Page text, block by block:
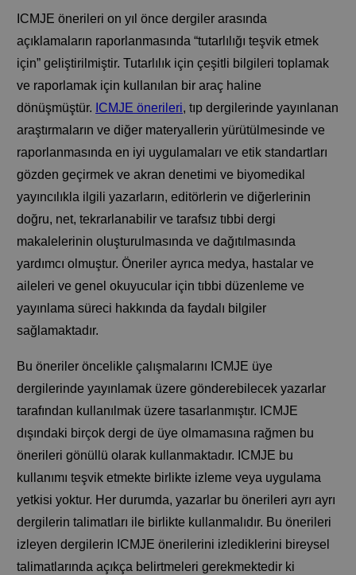
ICMJE önerileri on yıl önce dergiler arasında
açıklamaların raporlanmasında “tutarlılığı teşvik etmek
için” geliştirilmiştir. Tutarlılık için çeşitli bilgileri toplamak
ve raporlamak için kullanılan bir araç haline
dönüşmüştür. ICMJE önerileri, tıp dergilerinde yayınlanan
araştırmaların ve diğer materyallerin yürütülmesinde ve
raporlanmasında en iyi uygulamaları ve etik standartları
gözden geçirmek ve akran denetimi ve biyomedikal
yayıncılıkla ilgili yazarların, editörlerin ve diğerlerinin
doğru, net, tekrarlanabilir ve tarafsız tıbbi dergi
makalelerinin oluşturulmasında ve dağıtılmasında
yardımcı olmuştur. Öneriler ayrıca medya, hastalar ve
aileleri ve genel okuyucular için tıbbi düzenleme ve
yayınlama süreci hakkında da faydalı bilgiler
sağlamaktadır.
Bu öneriler öncelikle çalışmalarını ICMJE üye
dergilerinde yayınlamak üzere gönderebilecek yazarlar
tarafından kullanılmak üzere tasarlanmıştır. ICMJE
dışındaki birçok dergi de üye olmamasına rağmen bu
önerileri gönüllü olarak kullanmaktadır. ICMJE bu
kullanımı teşvik etmekte birlikte izleme veya uygulama
yetkisi yoktur. Her durumda, yazarlar bu önerileri ayrı ayrı
dergilerin talimatları ile birlikte kullanmalıdır. Bu önerileri
izleyen dergilerin ICMJE önerilerini izlediklerini bireysel
talimatlarında açıkça belirtmeleri gerekmektedir ki